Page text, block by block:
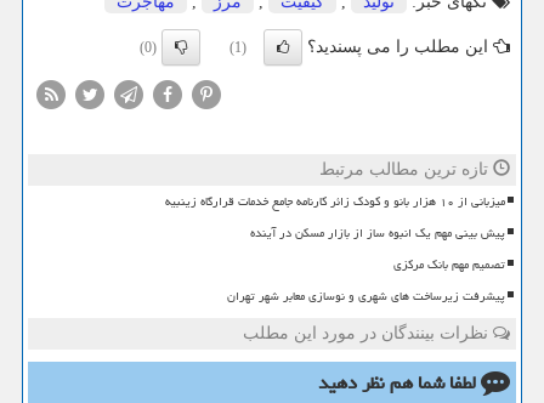
این مطلب را می پسندید؟ (1)
(0)
تازه ترین مطالب مرتبط
میزبانی از ۱۰ هزار بانو و کودک زائر کارنامه جامع خدمات قرارگاه زینبیه
پیش بینی مهم یک انبوه ساز از بازار مسکن در آینده
تصمیم مهم بانک مرکزی
پیشرفت زیرساخت های شهری و نوسازی معابر شهر تهران
نظرات بینندگان در مورد این مطلب
لطفا شما همنظر دهید